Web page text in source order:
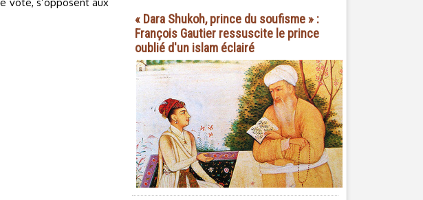
« Dara Shukoh, prince du soufisme » :
François Gautier ressuscite le prince
oublié d'un islam éclairé